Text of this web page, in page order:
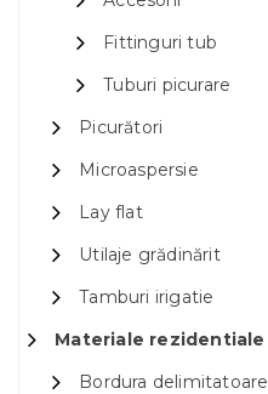
Fittinguri tub
Tuburi picurare
Picurători
Microaspersie
Lay flat
Utilaje grădinărit
Tamburi irigatie
Materiale rezidentiale
Bordura delimitatoare